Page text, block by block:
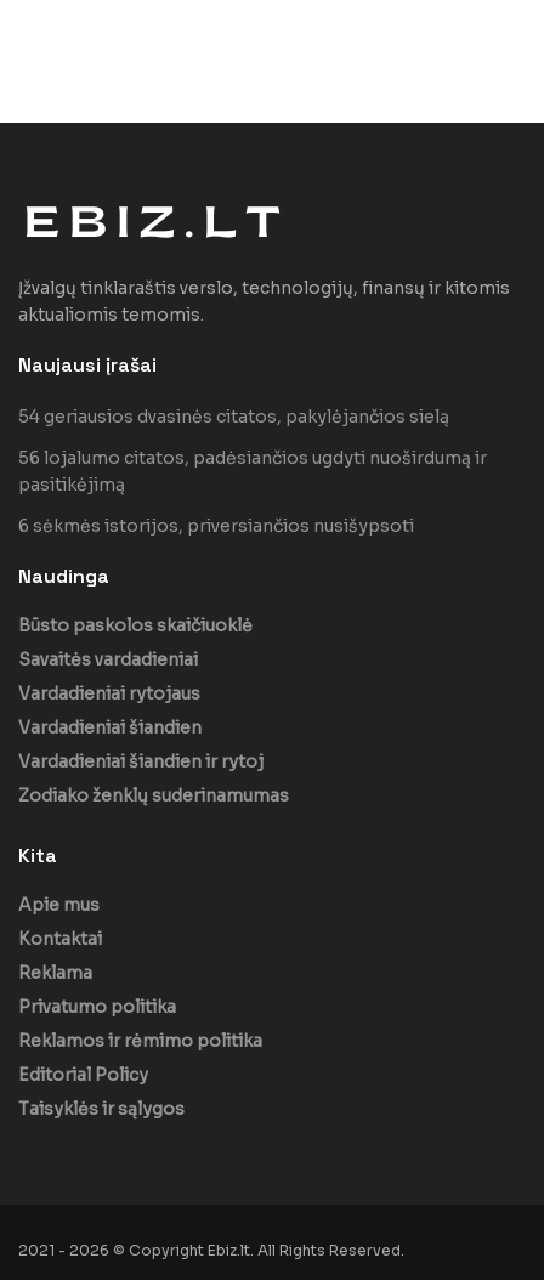
Įžvalgų tinklaraštis verslo, technologijų, finansų ir kitomis
aktualiomis temomis.
Naujausi įrašai
54 geriausios dvasinės citatos, pakylėjančios sielą
56 lojalumo citatos, padėsiančios ugdyti nuoširdumą ir
pasitikėjimą
6 sėkmės istorijos, priversiančios nusišypsoti
Naudinga
Būsto paskolos skaičiuoklė
Savaitės vardadieniai
Vardadieniai rytojaus
Vardadieniai šiandien
Vardadieniai šiandien ir rytoj
Zodiako ženklų suderinamumas
Kita
Apie mus
Kontaktai
Reklama
Privatumo politika
Reklamos ir rėmimo politika
Editorial Policy
Taisyklės ir sąlygos
2021 - 2026 © Copyright Ebiz.lt. All Rights Reserved.